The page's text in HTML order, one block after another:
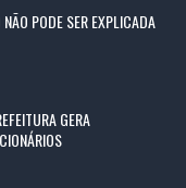
PODE SER EXPLICADA
GERA